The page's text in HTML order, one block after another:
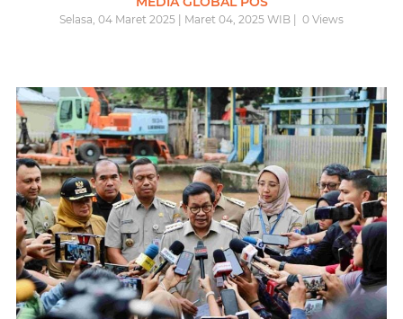
Selasa, 04 Maret 2025 | Maret 04, 2025 WIB | 0 Views